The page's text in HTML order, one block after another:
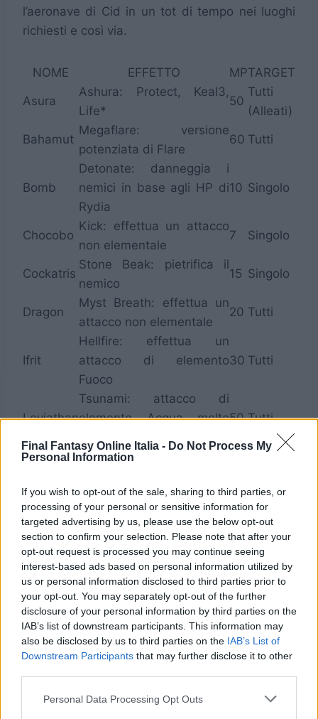
Final Fantasy Online Italia - Do Not Process My
Personal Information
If you wish to opt-out of the sale, sharing to third parties, or
processing of your personal or sensitive information for
targeted advertising by us, please use the below opt-out
section to confirm your selection. Please note that after your
opt-out request is processed you may continue seeing
interest-based ads based on personal information utilized by
us or personal information disclosed to third parties prior to
your opt-out. You may separately opt-out of the further
disclosure of your personal information by third parties on the
IAB’s list of downstream participants. This information may
also be disclosed by us to third parties on the IAB’s List of
Downstream Participants that may further disclose it to other
Personal Data Processing Opt Outs
l’aeronave di Cid in un tot di tempo nei luoghi
richiesti e così via.
NOME EFFETTO MPTARGET
Asura
Ashura: Protect, Keal3,
Life*
50
Tutti
(Alleati)
Bahamut
Megaflare: versione
potenziata di Flare
60 Tutti
Bomb
Detonate: danneggia i
nemici in base agli HP di
Rydia
10 Singolo
Chocobo
Kick: effettua un attacco
non elementale
7 Singolo
Cockatris
Stone Beak: pietrifica il
nemico
15 Singolo
Dragon
Myst Breath: effettua un
attacco non elementale
20 Tutti
Ifrit
Hellfire: effettua un
attacco di elemento
Fuoco
30 Tutti
Leviathan
Tsunami: attacco di
elemento Acqua molto50 Tutti
Mage
Mind Blast: effettua un
Odin
Iron Sword: uccide i
nemici istantaneamente
45 Tutti
Ramuh
Judgement: effettua un
attacco di elemento
Folgore
30 Tutti
Shiva
Snow Storm: effettua un
attacco di elemento
Ghiaccio
30 Tutti
Whisper: prende HP dal
Titan Anger Tutti